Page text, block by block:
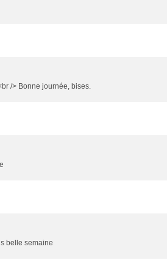
/> Bonne journée, bises.
belle semaine